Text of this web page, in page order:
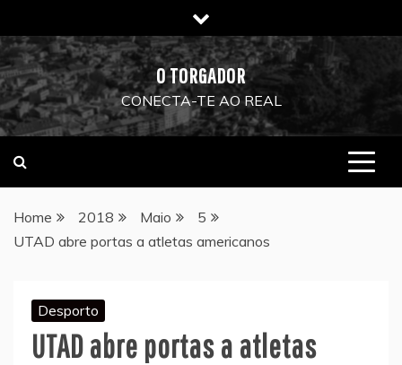
to
content
O TORGADOR
CONECTA-TE AO REAL
Home 2018 Maio
5
UTAD abre portas a atletas americanos
Desporto
UTAD abre portas a atletas